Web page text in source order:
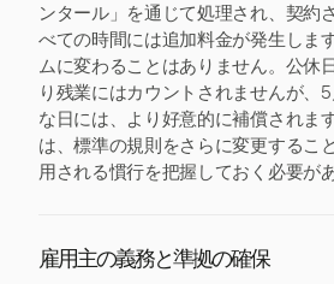
ンタール」を通じて処理され、契約
べての時間には追加料金が発生しま
ムに変わることはありません。公休
り残業にはカウントされませんが、
な日には、より好意的に補償されま
は、標準の規則をさらに変更するこ
用される慣行を把握しておく必要が
雇用主の義務と準拠の確保